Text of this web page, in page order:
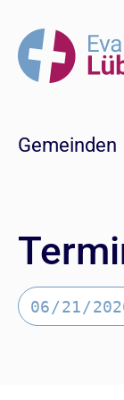
Gemeinden